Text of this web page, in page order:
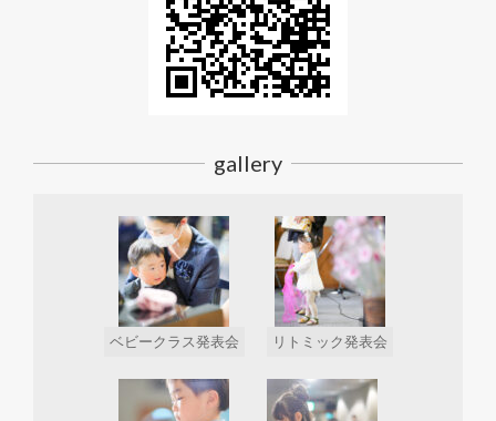
gallery
ベビークラス発表会 リトミック発表会